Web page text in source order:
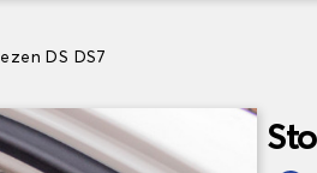
DS DS7